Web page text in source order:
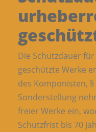
Die Schutzdauer
geschützte Werke
des Kom­ponisten, §
Sonderstellung
freier Werke ein,
Schutzfrist bis 70